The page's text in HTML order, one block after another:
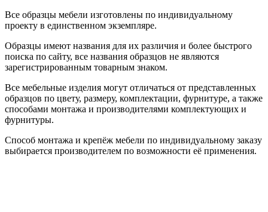
Все образцы мебели изготовлены по индивидуальному
проекту в единственном экземпляре.
Образцы имеют названия для их различия и более быстрого
поиска по сайту, все названия образцов не являются
зарегистрированным товарным знаком.
Все мебельные изделия могут отличаться от представленных
образцов по цвету, размеру, комплектации, фурнитуре, а также
способами монтажа и производителями комплектующих и
фурнитуры.
Способ монтажа и крепёж мебели по индивидуальному заказу
выбирается производителем по возможности её применения.